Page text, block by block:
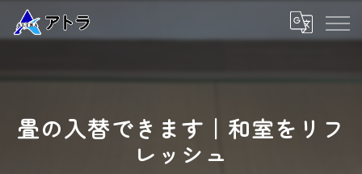
畳の入替できます｜和室をリフ
レッシュ